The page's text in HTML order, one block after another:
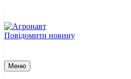
вмісту
Повідомити новину
Меню